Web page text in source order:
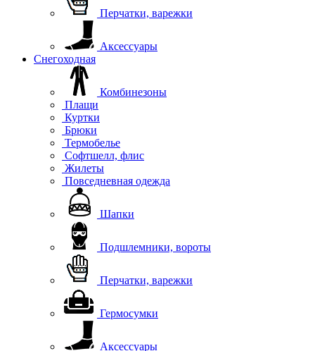
Перчатки, варежки
Аксессуары
Снегоходная
Комбинезоны
Плащи
Куртки
Брюки
Термобелье
Софтшелл, флис
Жилеты
Повседневная одежда
Шапки
Подшлемники, вороты
Перчатки, варежки
Гермосумки
Аксессуары